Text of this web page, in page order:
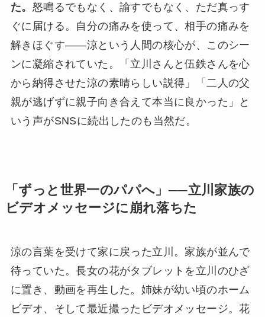
た。 怒鳴るでもなく、諭すでもなく、ただ真っす
ぐに届ける。自分の痛みを使って、相手の痛みを
解きほぐす——涼という人間の核心が、このシー
ンに凝縮されていた。「立川さんと伍鉄さんを心
から納得させた涼の素晴らしい説得」「二人の父
親が逃げずに親子向き合えて本当に良かった」と
いう声がSNSに続出したのも当然だ。
「ずっと世界一のパパへ」──立川家族の
ビデオメッセージに崩れ落ちた
涼の言葉を受けて家に戻った立川。家族が並んで
待っていた。長女の花がタブレットを立川のひざ
に置き、動画を再生した。姉妹が幼い頃のホーム
ビデオ、そして最近撮ったビデオメッセージ。花